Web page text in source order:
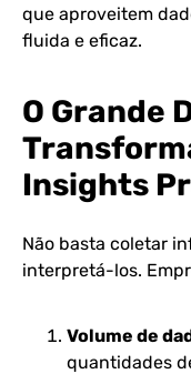
que aproveitem
fluida e eficaz​​.
O Grande
Insights
Não basta coletar
interpretá-los.
Volume de
quantidades